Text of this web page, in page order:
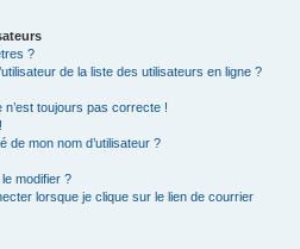
?
de la liste des utilisateurs en ligne ?
n’est toujours pas correcte !
de mon nom d’utilisateur ?
modifier ?
lorsque je clique sur le lien de courrier